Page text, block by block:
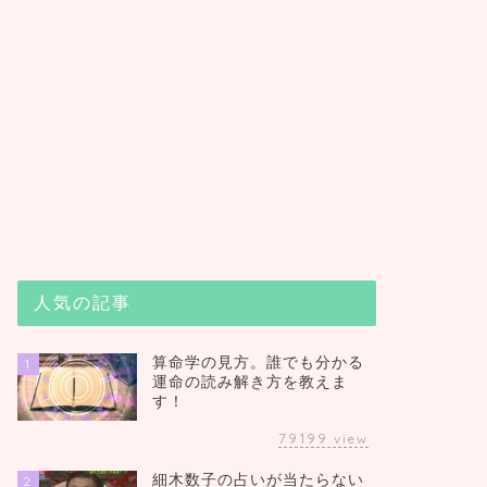
人気の記事
1
算命学の見方。誰でも分かる
運命の読み解き方を教えま
す！
79199 view
2 細木数子の占いが当たらない